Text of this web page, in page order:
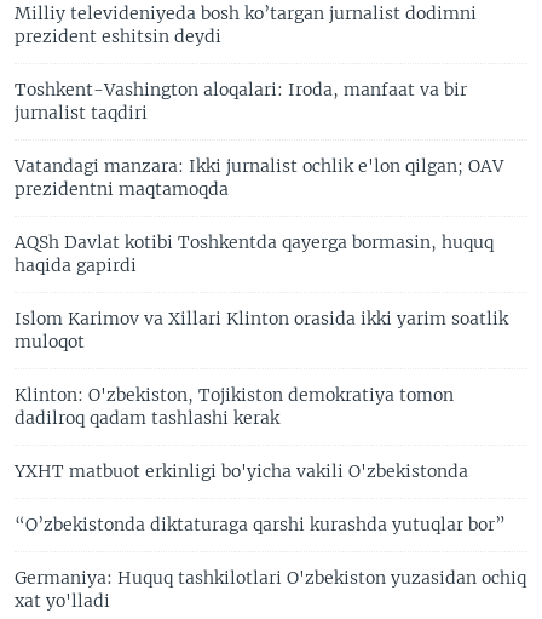
Milliy televideniyeda bosh ko’targan jurnalist dodimni
prezident eshitsin deydi
Toshkent-Vashington aloqalari: Iroda, manfaat va bir
jurnalist taqdiri
Vatandagi manzara: Ikki jurnalist ochlik e'lon qilgan; OAV
prezidentni maqtamoqda
AQSh Davlat kotibi Toshkentda qayerga bormasin, huquq
haqida gapirdi
Islom Karimov va Xillari Klinton orasida ikki yarim soatlik
muloqot
Klinton: O'zbekiston, Tojikiston demokratiya tomon
dadilroq qadam tashlashi kerak
YXHT matbuot erkinligi bo'yicha vakili O'zbekistonda
“O’zbekistonda diktaturaga qarshi kurashda yutuqlar bor”
Germaniya: Huquq tashkilotlari O'zbekiston yuzasidan ochiq
xat yo'lladi